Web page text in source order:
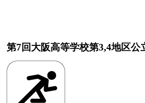
第7回大阪高等学校第3,4地区